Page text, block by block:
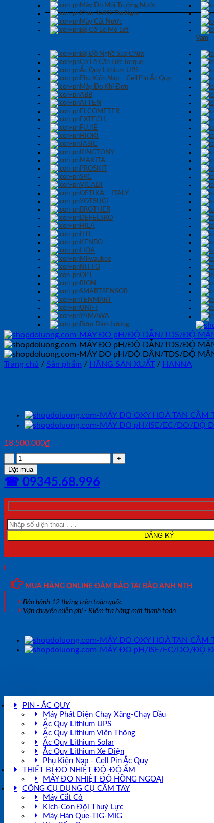
Máy Đo Môi Trường Nước
Khúc Xạ Kế Đo Ngọt
Máy Cất Nước
Bộ Cờ Lê Mỏ Lết
Vam
Bộ Đồ Nghề Sửa Chữa
Cờ Lê Cân Lực Torque
Ắc Quy Lithium UPS
Phụ Kiện Nạp – Cell Pin Ắc Quy
Máy Đo Khí Đơn
ABB
ATTEN
ELCOMETER
EXTECH
FUJIE
HIOKI
JASIC
KINGTONY
MAKITA
PROSKIT
SKC
VICADI
OPTIKA – ITALY
YOTSUGI
BROTHER
DEFELSKO
HILA
HTI
KENBO
LIOA
Milwaukee
NITTO
OPT
RION
SMARTSENSOR
TENMART
UNI-T
YAMAWA
Bơm Định Lượng
Trang chủ / Sản phẩm / HÃNG SẢN XUẤT / HANNA
18,500,000₫
MÁY
ĐO
pH/
ĐỘ
HOÀ
HI98199
lượng
Đặt mua
☎ 09345.68.996
MUA HÀNG ONLINE ĐẢM BẢO TẠI BẢO ANH NTH
Bảo hành 12 tháng trên toàn quốc
Vận chuyển miễn phí - Kiểm tra hàng mới thanh toán
PIN - ẮC QUY
Máy Phát Điện Chạy Xăng-Chạy Dầu
Ắc Quy Lithium UPS
Ắc Quy Lithium Viễn Thông
Ắc Quy Lithium Solar
Ắc Quy Lithium Xe Điện
Phụ Kiện Nạp - Cell Pin Ắc Quy
THIẾT BỊ ĐO NHIỆT ĐỘ-ĐỘ ẨM
MÁY ĐO NHIỆT ĐỘ HỒNG NGOẠI
CÔNG CỤ DỤNG CỤ CẦM TAY
Máy Cắt Cỏ
Kích-Con Đội Thuỷ Lực
Máy Hàn Que-TIG-MIG